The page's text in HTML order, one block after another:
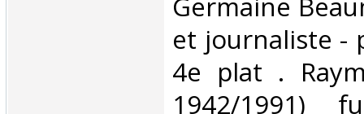
et journaliste -
4e plat .
1942/1991)